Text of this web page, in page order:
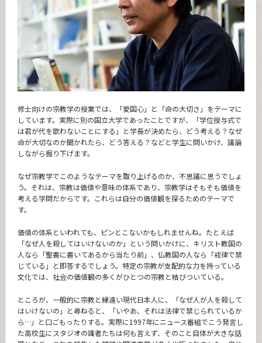
修士向けの宗教学の授業では、「愛国心」と「命の大切さ」をテーマに
しています。実際に別の国立大学であったことですが、「学位授与式で
は君が代を歌わないことにする」と学長が決めたら、どう考える？なぜ
命が大切なのか聞かれたら、どう答える？などと学生に問いかけ、議論
しながら掘り下げます。
なぜ宗教学でこのようなテーマを取り上げるのか、不思議に思うでしょ
う。それは、宗教は価値や意味の体系であり、宗教学はそもそも価値を
考える学問だからです。これらは自分の価値観を探るためのテーマで
す。
価値の体系といわれても、ピンとこないかもしれませんね。たとえば
「なぜ人を殺してはいけないのか」という問いかけに、キリスト教国の
人なら「聖書に書いてあるから当たり前」、仏教国の人なら「戒律で禁
じている」と即答するでしょう。特定の宗教が支配的な力を持っている
文化では、社会の価値観の多くがひとつの宗教と結びついている。
ところが、一般的に宗教と縁遠い現代日本人に、「なぜ人が人を殺して
はいけないの」と尋ねると、「いやあ、それは法律で禁じられているか
ら…」と口ごもったりする。実際に1997年にニュース番組でこう発言し
た高校生にスタジオの識者たちは何も言えず、そのこと自体が大きな話